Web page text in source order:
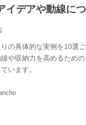
イデアや動線に
の具体的な実例を10選
や収納力を高めるため
います。